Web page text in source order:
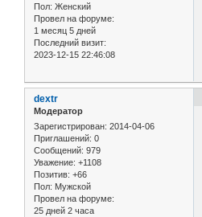
Пол: Женский
Провел на форуме:
1 месяц 5 дней
Последний визит:
2023-12-15 22:46:08
dextr
Модератор
Зарегистрирован: 2014-04-06
Приглашений: 0
Сообщений: 979
Уважение: +1108
Позитив: +66
Пол: Мужской
Провел на форуме:
25 дней 2 часа